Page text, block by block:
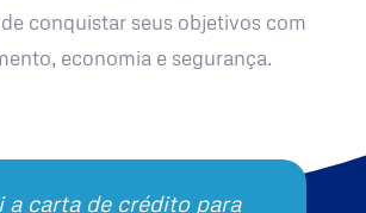
conquistar seus objetivos com
economia e segurança.
a carta de crédito para